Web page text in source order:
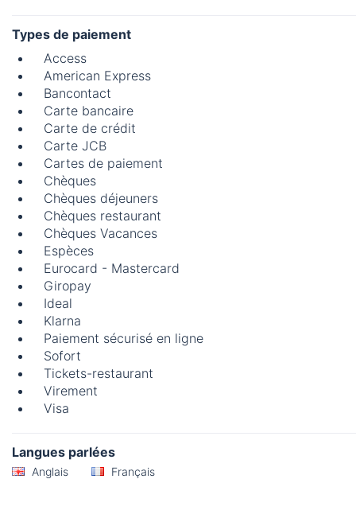
Types de paiement
Access
American Express
Bancontact
Carte bancaire
Carte de crédit
Carte JCB
Cartes de paiement
Chèques
Chèques déjeuners
Chèques restaurant
Chèques Vacances
Espèces
Eurocard - Mastercard
Giropay
Ideal
Klarna
Paiement sécurisé en ligne
Sofort
Tickets-restaurant
Virement
Visa
Langues parlées
Anglais Français